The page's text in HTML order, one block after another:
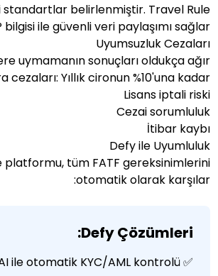
standartlar belirlenmiştir. Travel Rule
bilgisi ile güvenli veri paylaşımı sağlar.
Uyumsuzluk Cezaları
uymamanın sonuçları oldukça ağır:
cezaları: Yıllık cironun %10'una kadar
Lisans iptali riski
Cezai sorumluluk
İtibar kaybı
Defy ile Uyumluluk
tüm FATF gereksinimlerini
otomatik olarak karşılar:
Defy Çözümleri:
✅ Vera AI ile otomatik KYC/AML kontrolü